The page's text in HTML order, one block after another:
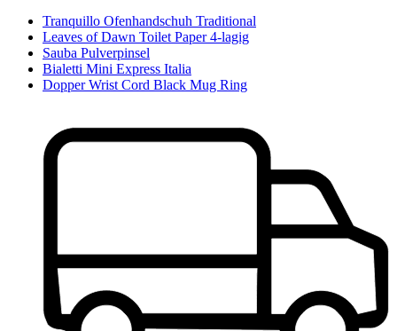
Tranquillo Ofenhandschuh Traditional
Leaves of Dawn Toilet Paper 4-lagig
Sauba Pulverpinsel
Bialetti Mini Express Italia
Dopper Wrist Cord Black Mug Ring